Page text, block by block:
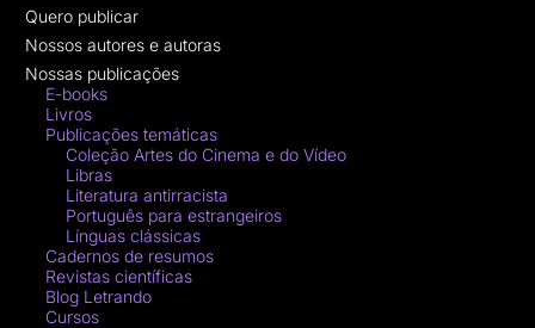
Quero publicar
Nossos autores e autoras
Nossas publicações
E-books
Livros
Publicações temáticas
Coleção Artes do Cinema e do Vídeo
Libras
Literatura antirracista
Português para estrangeiros
Línguas clássicas
Cadernos de resumos
Revistas científicas
Blog Letrando
Cursos